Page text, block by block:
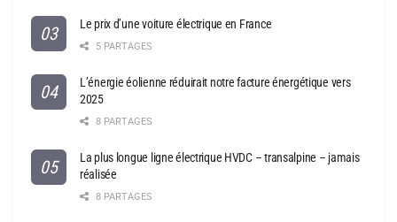
Le prix d’une voiture électrique en France
5 PARTAGES
L’énergie éolienne réduirait notre facture énergétique vers
2025
8 PARTAGES
La plus longue ligne électrique HVDC – transalpine – jamais
réalisée
8 PARTAGES